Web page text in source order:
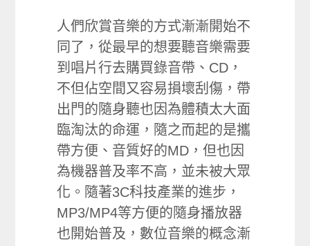
人們欣賞音樂的方式漸漸開始不
同了，從最早的想要聽音樂需要
到唱片行去購買錄音帶、CD，
不但佔空間又容易損壞刮傷，帶
出門的隨身聽也因為體積太大面
臨淘汰的命運，隨之而起的是攜
帶方便、音質好的MD，但也因
為機器普及率不高，並未被大眾
化。隨著3C科技產業的進步，
MP3/MP4等方便的隨身播放器
也開始普及，數位音樂的概念漸